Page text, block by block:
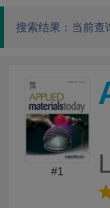
搜索结果：当前查
#1